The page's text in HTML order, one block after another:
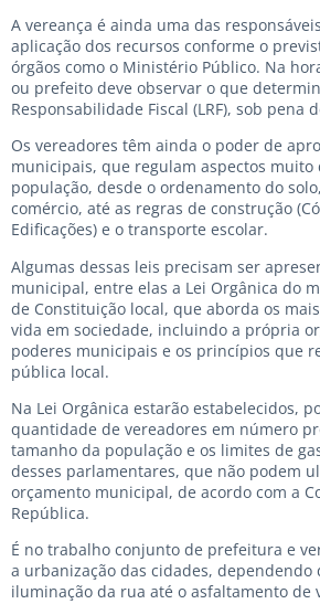
A vereança é ainda uma das
aplicação dos recursos conforme o
órgãos como o Ministério Público. Na
ou prefeito deve observar o que
Responsabilidade Fiscal (LRF), sob pena
Os vereadores têm ainda o poder de
municipais, que regulam aspectos muito
população, desde o ordenamento do
comércio, até as regras de construção
Edificações) e o transporte escolar.
Algumas dessas leis precisam ser
municipal, entre elas a Lei Orgânica do
de Constituição local, que aborda os
vida em sociedade, incluindo a própria
poderes municipais e os princípios que
pública local.
Na Lei Orgânica estarão estabelecidos,
quantidade de vereadores em número
tamanho da população e os limites de
desses parlamentares, que não podem
orçamento municipal, de acordo com a
República.
É no trabalho conjunto de prefeitura e
a urbanização das cidades, dependendo
iluminação da rua até o asfaltamento de